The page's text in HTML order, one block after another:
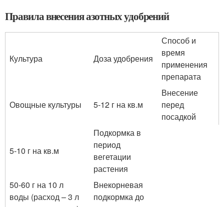
Правила внесения азотных удобрений
Культура Доза удобрения
Способ и
время
применения
препарата
Овощные культуры 5-12 г на кв.м
Внесение
перед
посадкой
5-10 г на кв.м
Подкормка в
период
вегетации
растения
50-60 г на 10 л
воды (расход – 3 л
Внекорневая
подкормка до